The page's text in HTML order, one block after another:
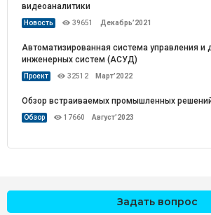
видеоаналитики
Новость 39651 Декабрь’2021
Автоматизированная система управления и
инженерных систем (АСУД)
Проект 32512 Март’2022
Обзор встраиваемых промышленных решений
Обзор 17660 Август’2023
Задать вопрос